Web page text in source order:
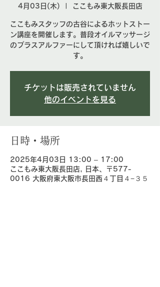
4月03日(木) ここもみ東大阪長田店
ここもみスタッフの古谷によるホットストー
ン講座を開催します。普段オイルマッサージ
のプラスアルファーにして頂ければ嬉しいで
す。
チケットは販売されていません
他のイベントを見る
日時・場所
2025年4月03日 13:00 – 17:00
ここもみ東大阪長田店, 日本、〒577-
0016 大阪府東大阪市長田西４丁目４−３５